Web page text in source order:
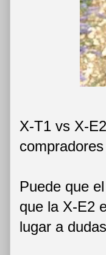
X-T1 vs X-
Puede que
que la X-E2
lugar a